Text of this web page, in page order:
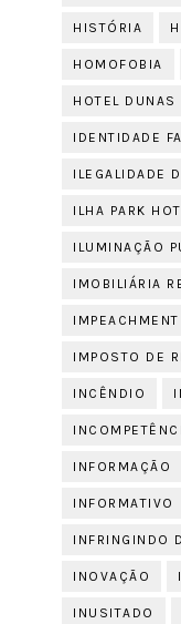
HISTÓRIA
HOMOFOBIA
HOTEL DUNAS
IDENTIDADE
ILEGALIDADE
ILHA PARK
ILUMINAÇÃO
IMOBILIÁRIA
IMPOSTO DE
INCÊNDIO
INFORMAÇÃO
INFORMATIVO
INFRINGINDO
INOVAÇÃO
INUSITADO